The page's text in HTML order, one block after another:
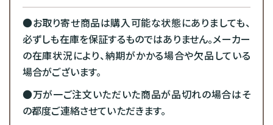
●お取り寄せ商品は購入可能な状態にありましても、
必ずしも在庫を保証するものではありません。メーカー
の在庫状況により、納期がかかる場合や欠品している
場合がございます。
●万が一ご注文いただいた商品が品切れの場合はそ
の都度ご連絡させていただきます。